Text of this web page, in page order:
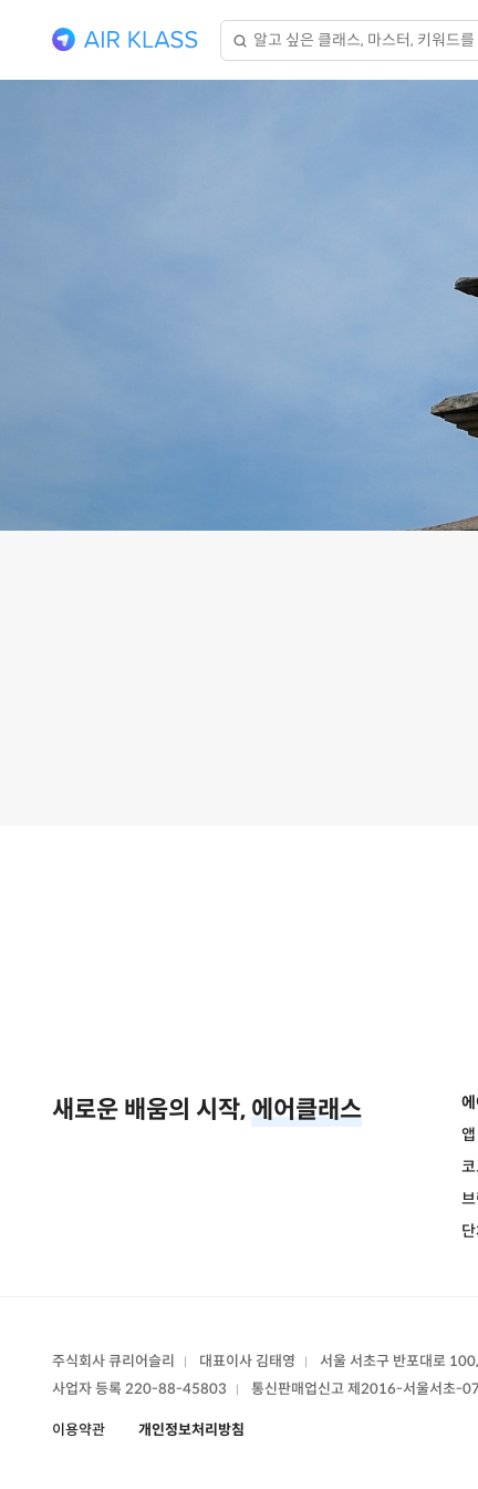
새로운 배움의 시작,에어클래스
주식회사 큐리어슬리 대표이사 김태영 서울 서초구 반포대로
사업자 등록 220-88-45803
통신판매업신고제2016-서울서초-
이용약관 개인정보처리방침